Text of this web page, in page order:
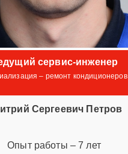
сервис-инженер
– ремонт кондиционеров
Сергеевич Петров
Опыт работы – 7 лет